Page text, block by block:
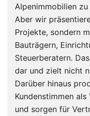
Alpenimmobilien
Aber wir
Projekte, sondern
Bauträgern,
Steuerberatern.
dar und zielt nicht
Darüber hinaus
Kundenstimmen
und sorgen für